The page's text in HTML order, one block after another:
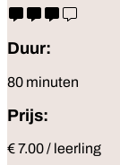
Duur:
80 minuten
Prijs:
€ 7.00 / leerling